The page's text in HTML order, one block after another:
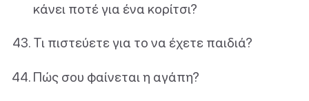
κάνει ποτέ για ένα κορίτσι?
Τι πιστεύετε για το να έχετε παιδιά?
Πώς σου φαίνεται η αγάπη?